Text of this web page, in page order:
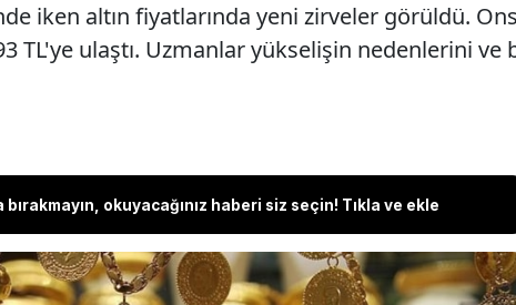
iken altın fiyatlarında yeni zirveler görüldü.
TL'ye ulaştı. Uzmanlar yükselişin nedenlerini
okuyacağınız haberi siz seçin! Tıkla ve ekle